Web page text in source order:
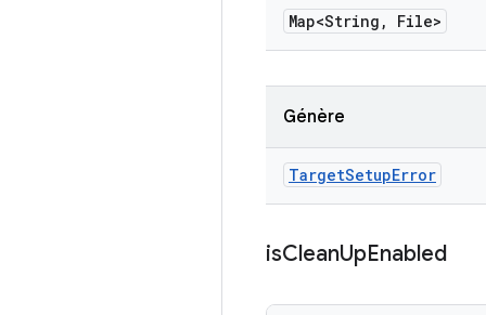
Map<String , File>
Génère
TargetSetupError
isCleanUpEnabled